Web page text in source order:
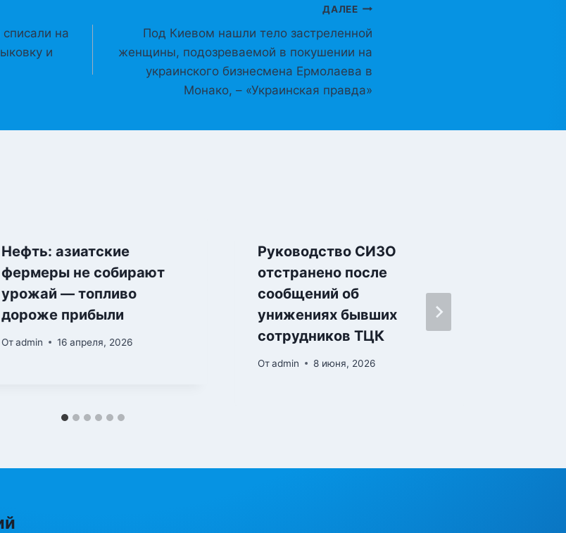
на
и
ДАЛЕЕ
Под Киевом нашли тело застреленной
женщины, подозреваемой в покушении на
украинского бизнесмена Ермолаева в
Монако, – «Украинская правда»
Нефть: азиатские
фермеры не собирают
урожай — топливо
дороже прибыли
От admin 16 апреля, 2026
Руководство СИЗО
отстранено после
сообщений об
унижениях бывших
сотрудников ТЦК
От admin 8 июня, 2026